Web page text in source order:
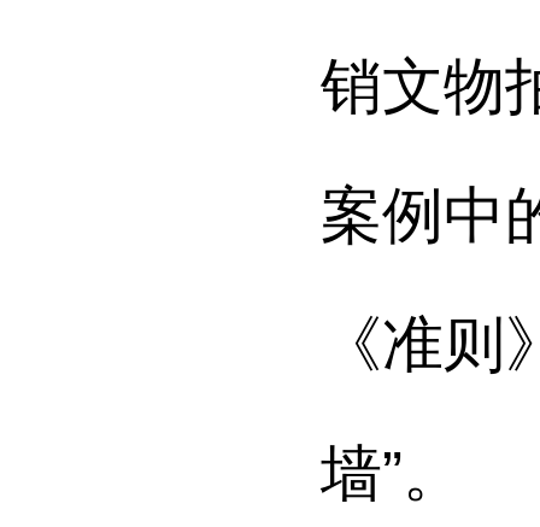
销文物
案例中
《准
墙”。